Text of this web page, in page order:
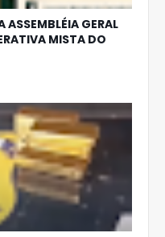
GERAL
MISTA DO